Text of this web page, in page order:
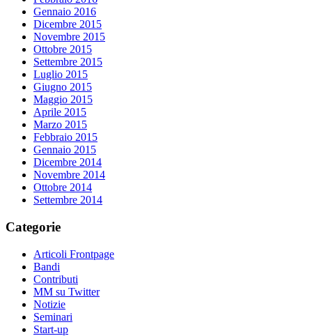
Gennaio 2016
Dicembre 2015
Novembre 2015
Ottobre 2015
Settembre 2015
Luglio 2015
Giugno 2015
Maggio 2015
Aprile 2015
Marzo 2015
Febbraio 2015
Gennaio 2015
Dicembre 2014
Novembre 2014
Ottobre 2014
Settembre 2014
Categorie
Articoli Frontpage
Bandi
Contributi
MM su Twitter
Notizie
Seminari
Start-up